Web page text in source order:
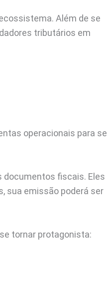
Além de se
tributários em
operacionais para se
documentos fiscais. Eles
sua emissão poderá ser
tornar protagonista: